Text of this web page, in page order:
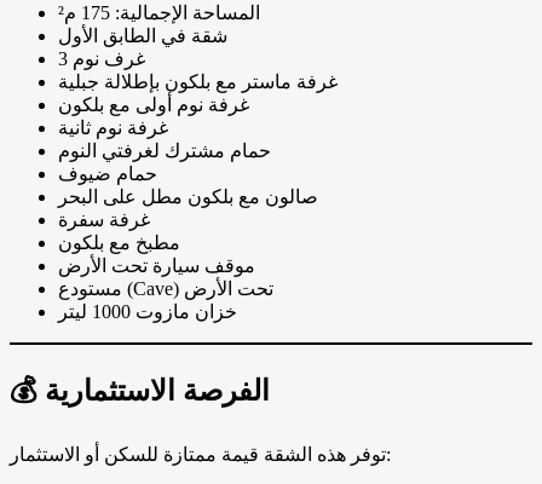
المساحة الإجمالية: 175 م²
شقة في الطابق الأول
3 غرف نوم
غرفة ماستر مع بلكون بإطلالة جبلية
غرفة نوم أولى مع بلكون
غرفة نوم ثانية
حمام مشترك لغرفتي النوم
حمام ضيوف
صالون مع بلكون مطل على البحر
غرفة سفرة
مطبخ مع بلكون
موقف سيارة تحت الأرض
مستودع (Cave) تحت الأرض
خزان مازوت 1000 ليتر
💰 الفرصة الاستثمارية
توفر هذه الشقة قيمة ممتازة للسكن أو الاستثمار: